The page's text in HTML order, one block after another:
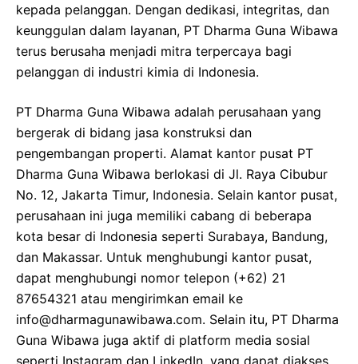
kepada pelanggan. Dengan dedikasi, integritas, dan
keunggulan dalam layanan, PT Dharma Guna Wibawa
terus berusaha menjadi mitra terpercaya bagi
pelanggan di industri kimia di Indonesia.
PT Dharma Guna Wibawa adalah perusahaan yang
bergerak di bidang jasa konstruksi dan
pengembangan properti. Alamat kantor pusat PT
Dharma Guna Wibawa berlokasi di Jl. Raya Cibubur
No. 12, Jakarta Timur, Indonesia. Selain kantor pusat,
perusahaan ini juga memiliki cabang di beberapa
kota besar di Indonesia seperti Surabaya, Bandung,
dan Makassar. Untuk menghubungi kantor pusat,
dapat menghubungi nomor telepon (+62) 21
87654321 atau mengirimkan email ke
info@dharmagunawibawa.com. Selain itu, PT Dharma
Guna Wibawa juga aktif di platform media sosial